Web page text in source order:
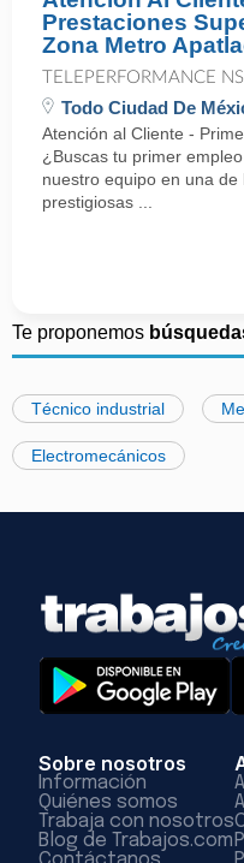
Prestaciones
Zona Metro
TELEPERFORMANCE
Todo Ciudad De
Atención al Cliente -
¿Buscas tu primer
nuestro equipo en una
prestigiosas ...
Te proponemos
Técnico industrial
Electromecánicos
Sobre nosotros
Información
Quiénes somos
Trabaja con nosotros
Blog de Trabajos.com